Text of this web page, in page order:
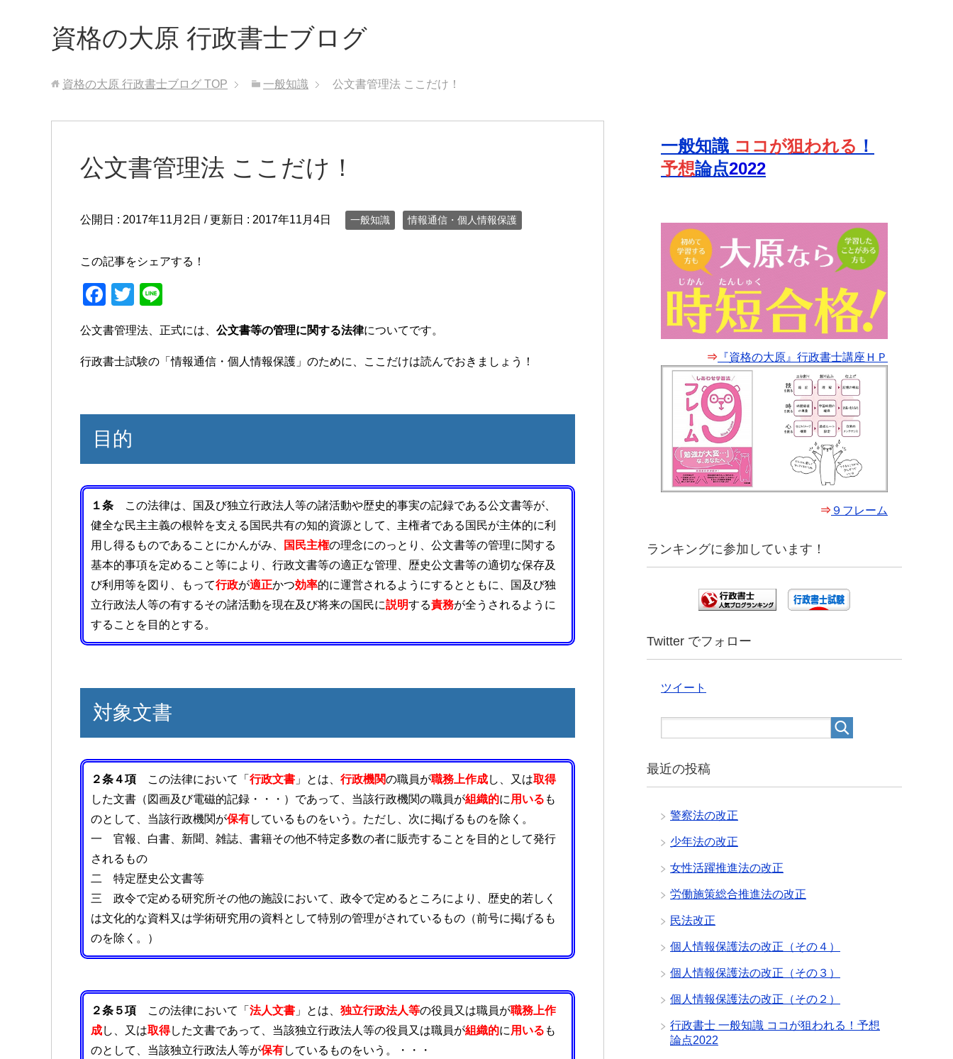
資格の大原 行政書士ブログ
資格の大原 行政書士ブログ TOP 一般知識 公文書管理法 ここだけ！
公文書管理法 ここだけ！
公開日 : 2017年11月2日 / 更新日 : 2017年11月4日 一般知識 情報通信・個人情報保護
この記事をシェアする！
F
a
c
e
o
o
k
T
wi
tt
er
e
公文書管理法、正式には、 公文書等の管理に関する法律についてです。
行政書士試験の「情報通信・個人情報保護」のために、ここだけは読んでおきましょう！
目的
１条 この法律は、国及び独立行政法人等の諸活動や歴史的事実の記録である公文書等が、
健全な民主主義の根幹を支える国民共有の知的資源として、主権者である国民が主体的に利
用し得るものであることにかんがみ、
国民主権の理念にのっとり、公文書等の管理に関する
基本的事項を定めること等により、行政文書等の適正な管理、歴史公文書等の適切な保存及
び利用等を図り、もって行政が適正かつ効率的に運営されるようにするとともに、国及び独
立行政法人等の有するその諸活動を現在及び将来の国民に説明する責務が全うされるように
することを目的とする。
対象文書
２条４項 この法律において「 行政文書 」とは、 行政機関の職員が職務上作成し、又は取得
した文書（図画及び電磁的記録・・・）であって、当該行政機関の職員が組織的に 用いる も
のとして、当該行政機関が保有しているものをいう。ただし、次に掲げるものを除く。
一 官報、白書、新聞、雑誌、書籍その他不特定多数の者に販売することを目的として発行
されるもの
二 特定歴史公文書等
三 政令で定める研究所その他の施設において、政令で定めるところにより、歴史的若しく
は文化的な資料又は学術研究用の資料として特別の管理がされているもの（前号に掲げるも
のを除く。）
２条５項 この法律において「 法人文書 」とは、 独立行政法人等の役員又は職員が職務上作
成し、又は取得した文書であって、当該独立行政法人等の役員又は職員が組織的に 用いる も
のとして、当該独立行政法人等が保有しているものをいう。・・・
一般知識 ココが狙われる ！
予想論点2022
⇒ 『資格の大原』行政書士講座ＨＰ
⇒ ９フレーム
ランキングに参加しています！
Twitter でフォロー
ツイート
最近の投稿
警察法の改正
少年法の改正
女性活躍推進法の改正
労働施策総合推進法の改正
民法改正
個人情報保護法の改正（その４）
個人情報保護法の改正（その３）
個人情報保護法の改正（その２）
行政書士 一般知識 ココが狙われる！予想
論点2022